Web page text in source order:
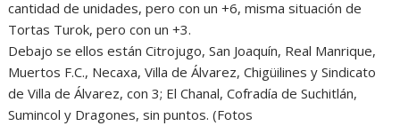
cantidad de unidades, pero con un +6, misma situación de
Tortas Turok, pero con un +3.
Debajo se ellos están Citrojugo, San Joaquín, Real Manrique,
Muertos F.C., Necaxa, Villa de Álvarez, Chigüilines y Sindicato
de Villa de Álvarez, con 3; El Chanal, Cofradía de Suchitlán,
Sumincol y Dragones, sin puntos. (Fotos